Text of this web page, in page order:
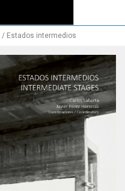
Estados intermedios